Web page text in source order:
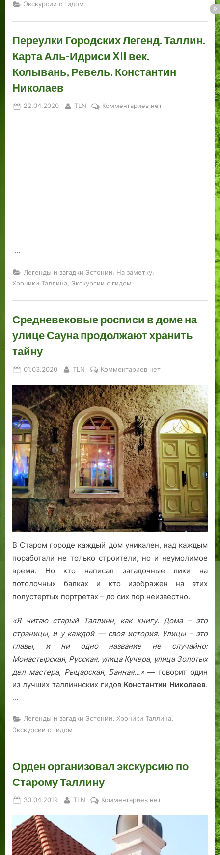
Экскурсии с гидом
Переулки Городских Легенд. Таллин.
Карта Аль-Идриси XII век.
Колывань, Ревель. Константин
Николаев
Posted
22.04.2020 By
TLN Комментариевкнет
…
Легенды и загадки Эстонии, На заметку,
Хроники Таллина, Экскурсии с гидом
Средневековые росписи в доме на
улице Сауна продолжают хранить
тайну
Posted
01.03.2020 By
TLN Комментариевк
Средневековые
росписи
в
доме
на
улице
Сауна
продолжают
хранить
тайну
нет
В Старом городе каждый дом уникален, над каждым
поработали не только строители, но и неумолимое
время. Но кто написал загадочные лики на
потолочных балках и кто изображен на этих
полустертых портретах – до сих пор неизвестно.
«Я читаю старый Таллинн, как книгу. Дома – это
страницы, и у каждой — своя история. Улицы – это
главы, и ни одно название не случайно:
Монастырская, Русская, улица Кучера, улица Золотых
дел мастера, Рыцарская, Банная…»— говорит один
из лучших таллиннских гидов Константин Николаев.
…
Легенды и загадки Эстонии, Хроники Таллина,
Экскурсии с гидом
Орден организовал экскурсию по
Старому Таллину
Posted
30.04.2019 By
TLN Комментариевк
Орден
организовал
экскурсию
нет